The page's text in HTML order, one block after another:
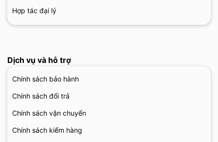
Hợp tác đại lý
Dịch vụ và hỗ trợ
Chính sách bảo hành
Chính sách đổi trả
Chính sách vận chuyển
Chính sách kiểm hàng